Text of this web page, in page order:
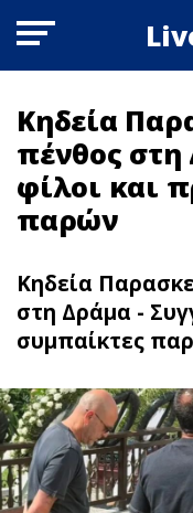
Κηδεία
πένθος στη
φίλοι και
παρών
Κηδεία
στη Δράμα -
συμπαίκτες